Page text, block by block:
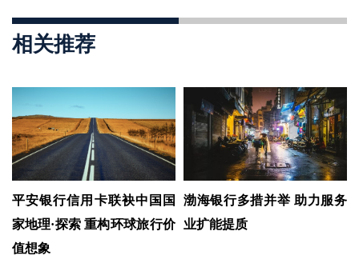
相关推荐
平安银行信用卡联袂中国国
家地理·探索 重构环球旅行价
值想象
渤海银行多措并举 助力服务
业扩能提质